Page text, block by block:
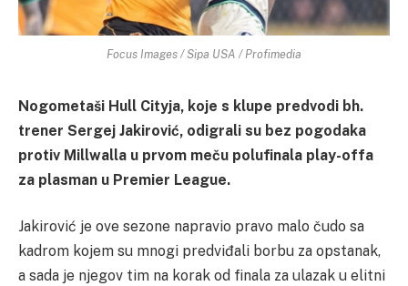
Focus Images / Sipa USA / Profimedia
Nogometaši Hull Cityja, koje s klupe predvodi bh.
trener Sergej Jakirović, odigrali su bez pogodaka
protiv Millwalla u prvom meču polufinala play-offa
za plasman u Premier League.
Jakirović je ove sezone napravio pravo malo čudo sa
kadrom kojem su mnogi predviđali borbu za opstanak,
a sada je njegov tim na korak od finala za ulazak u elitni